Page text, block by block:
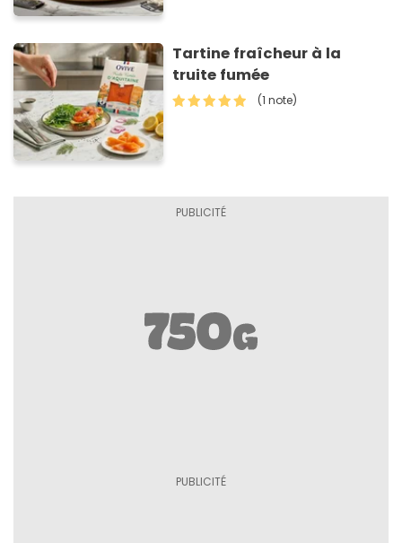
Tartine fraîcheur à la
truite fumée
(1 note)